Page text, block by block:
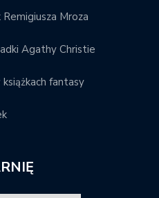
Mroza
Agathy Christie
fantasy